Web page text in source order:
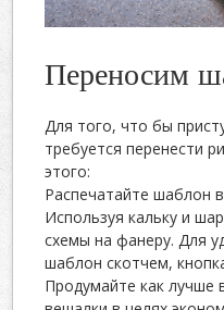
Переносим
Для того, что бы
требуется перенести
этого:
Распечатайте шаблон
Используя кальку и
схемы на фанеру. Для
шаблон скотчем,
Продумайте как лучше